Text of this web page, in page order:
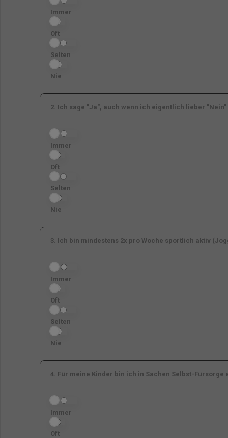
Immer
Oft
Selten
Nie
2. Ich sage "Ja", auch wenn ich eigentlich lieber
Immer
Oft
Selten
Nie
3. Ich bin mindestens 2x pro Woche sportlich aktiv
Immer
Oft
Selten
Nie
4. Für meine Kinder bin ich in Sachen Selbst-Fürsorge
Immer
Oft